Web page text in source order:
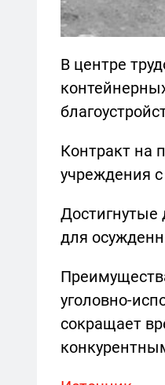
В центре
Контракт на
учреждения
Достигнутые
для
уголовно-
сокращает